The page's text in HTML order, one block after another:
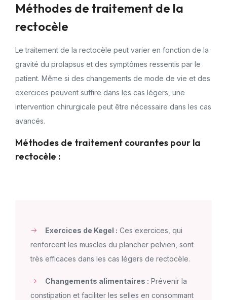
Méthodes de traitement de la
rectocèle
Le traitement de la rectocèle peut varier en fonction de la
gravité du prolapsus et des symptômes ressentis par le
patient. Même si des changements de mode de vie et des
exercices peuvent suffire dans les cas légers, une
intervention chirurgicale peut être nécessaire dans les cas
avancés.
Méthodes de traitement courantes pour la
rectocèle :
Exercices de Kegel : Ces exercices, qui
renforcent les muscles du plancher pelvien, sont
très efficaces dans les cas légers de rectocèle.
Changements alimentaires : Prévenir la
constipation et faciliter les selles en consommant